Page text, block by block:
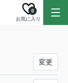
お気に入り
0
変更